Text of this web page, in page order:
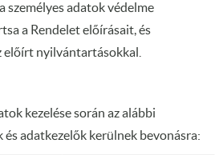
személyes adatok védelme
a Rendelet előírásait, és
előírt nyilvántartásokkal.
kezelése során az alábbi
adatkezelők kerülnek bevonásra: